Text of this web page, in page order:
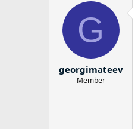
G
georgimateev
Member